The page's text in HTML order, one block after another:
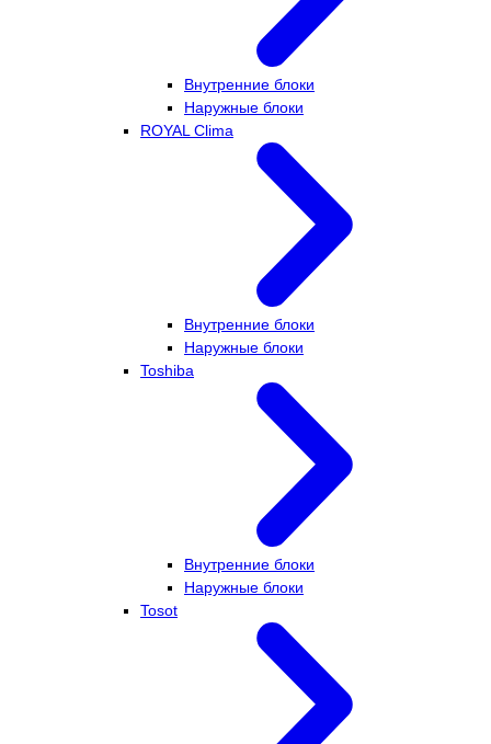
Внутренние блоки
Наружные блоки
ROYAL Clima
Внутренние блоки
Наружные блоки
Toshiba
Внутренние блоки
Наружные блоки
Tosot